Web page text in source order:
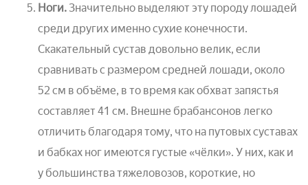
Ноги. Значительно выделяют эту породу лошадей
среди других именно сухие конечности.
Скакательный сустав довольно велик, если
сравнивать с размером средней лошади, около
52 см в объёме, в то время как обхват запястья
составляет 41 см. Внешне брабансонов легко
отличить благодаря тому, что на путовых суставах
и бабках ног имеются густые «чёлки». У них, как и
у большинства тяжеловозов, короткие, но